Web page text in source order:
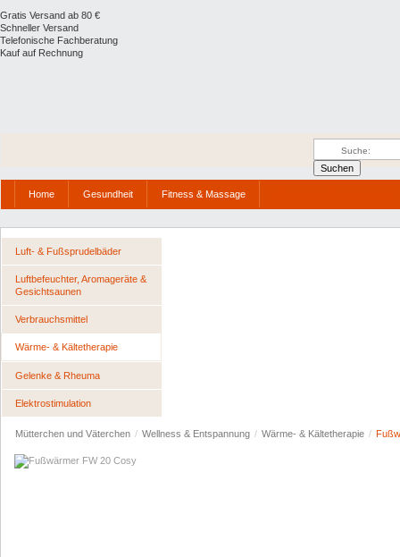
Gratis Versand ab 80 €
Schneller Versand
Telefonische Fachberatung
Kauf auf Rechnung
Home Gesundheit Fitness & Massage
Luft- & Fußsprudelbäder
Luftbefeuchter, Aromageräte &
Gesichtsaunen
Verbrauchsmittel
Wärme- & Kältetherapie
Gelenke & Rheuma
Elektrostimulation
Mütterchen und Väterchen / Wellness & Entspannung / Wärme- & Kältetherapie /